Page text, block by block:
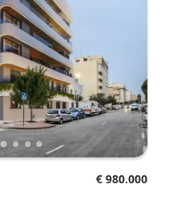
€ 980.000